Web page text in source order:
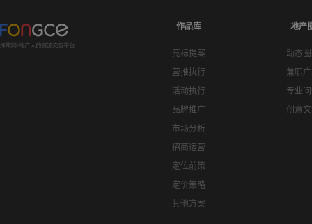
作品库
竞标提案
营推执行
活动执行
品牌推广
市场分析
招商运营
定位前策
定价策略
其他方案
地产
动态
兼职
专业
创意